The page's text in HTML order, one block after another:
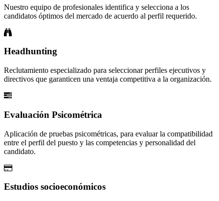
Nuestro equipo de profesionales identifica y selecciona a los
candidatos óptimos del mercado de acuerdo al perfil requerido.
Headhunting
Reclutamiento especializado para seleccionar perfiles ejecutivos y
directivos que garanticen una ventaja competitiva a la organización.
Evaluación Psicométrica
Aplicación de pruebas psicométricas, para evaluar la compatibilidad
entre el perfil del puesto y las competencias y personalidad del
candidato.
Estudios socioeconómicos